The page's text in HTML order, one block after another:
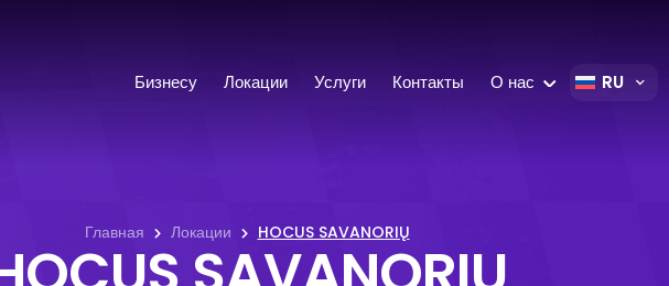
Бизнесу Локации Услуги Контакты О нас RU
Главная Локации HOCUS SAVANORIŲ